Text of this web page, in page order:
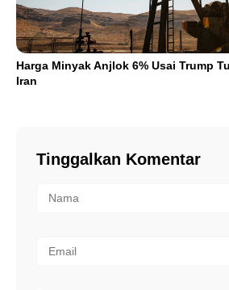
Harga Minyak Anjlok 6% Usai Trump
Iran
Tinggalkan Komentar